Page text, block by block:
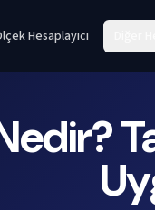
Hesaplayıcı